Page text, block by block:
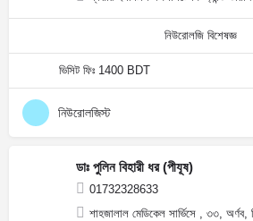
নিউরোলজি বিশেষজ্ঞ
ভিসিট ফিঃ 1400 BDT
নিউরোলজিস্ট
ডাঃ পুলিন বিহারী ধর (পীযূষ)
01732328633
শাহজালাল মেডিকেল সার্ভিসে , ৩৩, অর্ণব,